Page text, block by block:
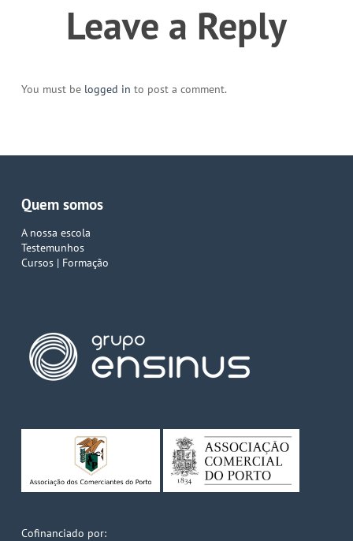
Leave a Reply
You must be logged in to post a comment.
Quem somos
A nossa escola
Testemunhos
Cursos | Formação
Cofinanciado por: